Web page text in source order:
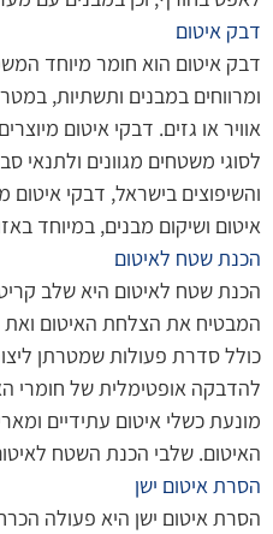
דבק איטום
דבק איטום הוא חומר מיוחד
ומרווחים במבנים ותשתיות,
אוויר או גזים. דבקי איטום
לסוגי משטחים מגוונים ולתנאי
והשיפוצים בישראל, דבקי איטום
איטום ושיקום מבנים, במיוחד
הכנת שטח לאיטום
הכנת שטח לאיטום היא שלב
המבטיח את הצלחת האיטום ואת
כולל סדרת פעולות שמטרתן
להדבקה אופטימלית של חומרי
מונעת כשלי איטום עתידיים
האיטום. שלבי הכנת השטח
הסרת איטום ישן
הסרת איטום ישן היא פעולה